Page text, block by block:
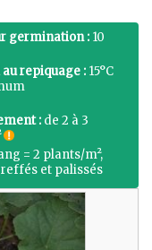
germination : 10
au repiquage : 15°C
: de 2 à 3
= 2 plants/m²,
et palissés